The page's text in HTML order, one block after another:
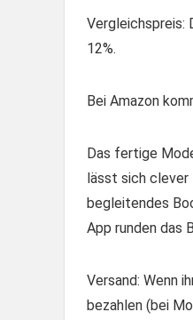
Vergleichspreis:
12%.
Bei Amazon
Das fertige
lässt sich clever
begleitendes
App runden das
Versand: Wenn
bezahlen (bei